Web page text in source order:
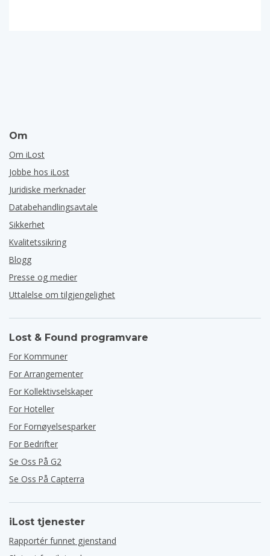
Om
Om iLost
Jobbe hos iLost
Juridiske merknader
Databehandlingsavtale
Sikkerhet
Kvalitetssikring
Blogg
Presse og medier
Uttalelse om tilgjengelighet
Lost & Found programvare
For Kommuner
For Arrangementer
For Kollektivselskaper
For Hoteller
For Fornøyelsesparker
For Bedrifter
Se Oss På G2
Se Oss På Capterra
iLost tjenester
Rapportér funnet gjenstand